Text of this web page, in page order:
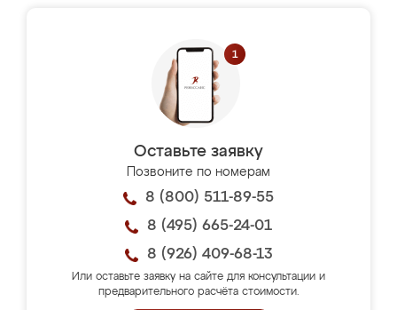
Оставьте заявку
Позвоните по номерам
8 (800) 511-89-55
8 (495) 665-24-01
8 (926) 409-68-13
Или оставьте заявку на сайте для консультации и
предварительного расчёта стоимости.